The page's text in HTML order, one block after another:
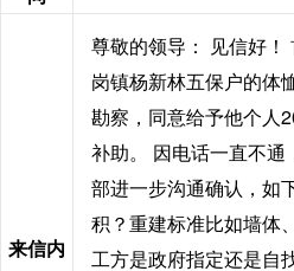
来信内
尊敬的领导： 见信好
岗镇杨新林五保户的体
勘察，同意给予他个人
补助。 因电话一直不
部进一步沟通确认，如
积？重建标准比如墙体
工方是政府指定还是自